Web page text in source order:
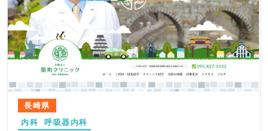
デザイン面では、ほのぼのとした街並みと動く新幹線の演
出を取り入れ、成長するまちの将来性と日常の温かさを同
時に表現しました。やさしいタッチのイラストで、丘や海
といった壮大な自然を描き、内科クリニックとしての安心
感と親しみやすさを視覚的に訴求しています。トップでは
院長・受付・院内外観の写真を配置し、「人」が見える構
成としました。
コンテンツ面では、診療案内に吹き出しとビジュアルを組
み合わせ、循環器・糖尿病・呼吸器といった専門領域も直
感的に理解できる構成としています。専門性を押し出しな
長崎県
内科
呼吸器内科